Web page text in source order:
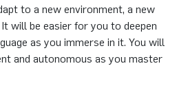
to a new environment, a new
It will be easier for you to deepen
as you immerse in it. You will
and autonomous as you master